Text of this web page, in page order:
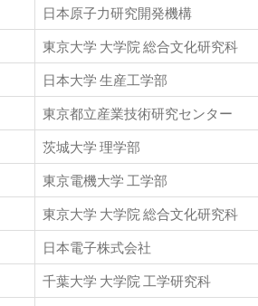
日本原子力研究開発機構
東京大学 大学院 総合文化研究科
日本大学 生産工学部
東京都立産業技術研究センター
茨城大学 理学部
東京電機大学 工学部
東京大学 大学院 総合文化研究科
日本電子株式会社
千葉大学 大学院 工学研究科